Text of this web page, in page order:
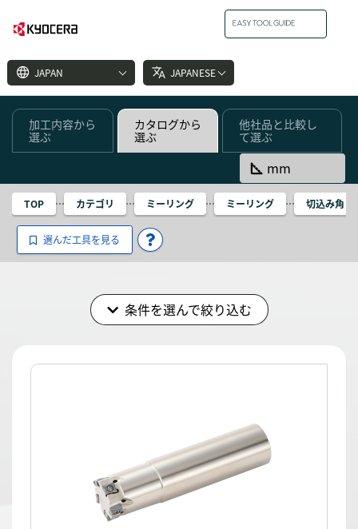
language JAPAN translate JAPANESE
加工内容から
選ぶ
カタログから
選ぶ
他社品と比較し
て選ぶ
square_foot mm
TOP カテゴリ ミーリング ミーリング 切込み角
選んだ工具を見る
条件を選んで絞り込む